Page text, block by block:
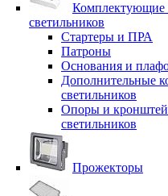
Комплектующие
светильников
Стартеры и ПРА
Патроны
Основания и
Дополнительные
светильников
Опоры и
светильников
Прожекторы